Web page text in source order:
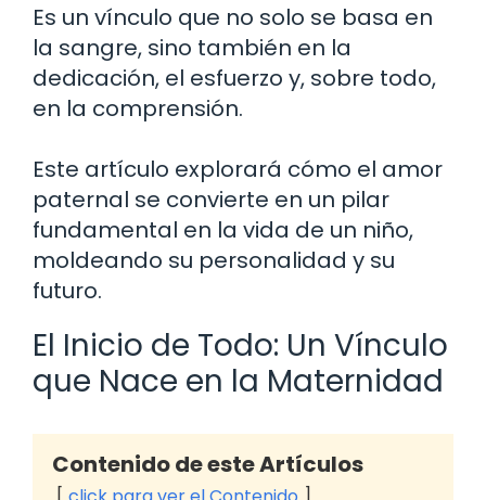
Es un vínculo que no solo se basa en
la sangre, sino también en la
dedicación, el esfuerzo y, sobre todo,
en la comprensión.
Este artículo explorará cómo el amor
paternal se convierte en un pilar
fundamental en la vida de un niño,
moldeando su personalidad y su
futuro.
El Inicio de Todo: Un Vínculo
que Nace en la Maternidad
Contenido de este Artículos